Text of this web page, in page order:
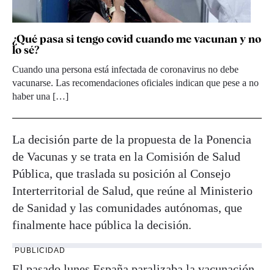
¿Qué pasa si tengo covid cuando me vacunan y no
lo sé?
Cuando una persona está infectada de coronavirus no debe
vacunarse. Las recomendaciones oficiales indican que pese a no
haber una […]
La decisión parte de la propuesta de la Ponencia
de Vacunas y se trata en la Comisión de Salud
Pública, que traslada su posición al Consejo
Interterritorial de Salud, que reúne al Ministerio
de Sanidad y las comunidades autónomas, que
finalmente hace pública la decisión.
PUBLICIDAD